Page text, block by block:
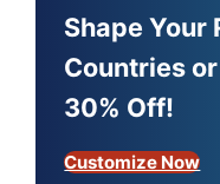
Shape Your
Countries
30% Off!
Customize Now